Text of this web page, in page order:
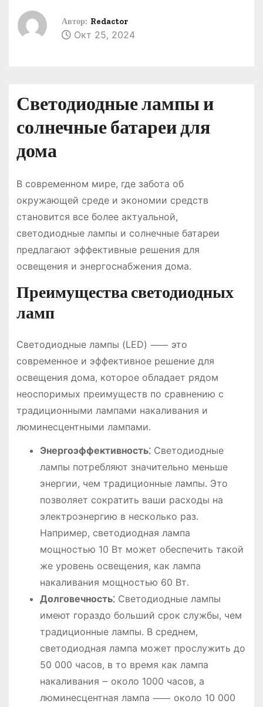
Автор: Redactor
Окт 25, 2024
Светодиодные лампы и
солнечные батареи для
дома
В современном мире, где забота об
окружающей среде и экономии средств
становится все более актуальной,
светодиодные лампы и солнечные батареи
предлагают эффективные решения для
освещения и энергоснабжения дома․
Преимущества светодиодных
ламп
Светодиодные лампы (LED) ⸺ это
современное и эффективное решение для
освещения дома, которое обладает рядом
неоспоримых преимуществ по сравнению с
традиционными лампами накаливания и
люминесцентными лампами․
Энергоэффективность⁚Светодиодные
лампы потребляют значительно меньше
энергии, чем традиционные лампы․ Это
позволяет сократить ваши расходы на
электроэнергию в несколько раз․
Например, светодиодная лампа
мощностью 10 Вт может обеспечить такой
же уровень освещения, как лампа
накаливания мощностью 60 Вт․
Долговечность⁚Светодиодные лампы
имеют гораздо больший срок службы, чем
традиционные лампы․ В среднем,
светодиодная лампа может прослужить до
50 000 часов, в то время как лампа
накаливания ౼ около 1000 часов, а
люминесцентная лампа ⸺ около 10 000